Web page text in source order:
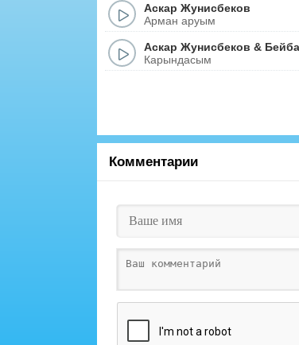
Аскар Жунисбеков
Арман аруым
Аскар Жунисбеков &
Карындасым
Комментарии